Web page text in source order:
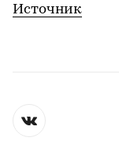
Источник